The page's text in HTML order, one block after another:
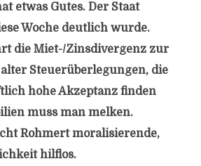
etwas Gutes. Der Staat
Woche deutlich wurde.
die Miet-/Zinsdivergenz zur
Steuerüberlegungen, die
hohe Akzeptanz finden
muss man melken.
Rohmert moralisierende,
hilflos.